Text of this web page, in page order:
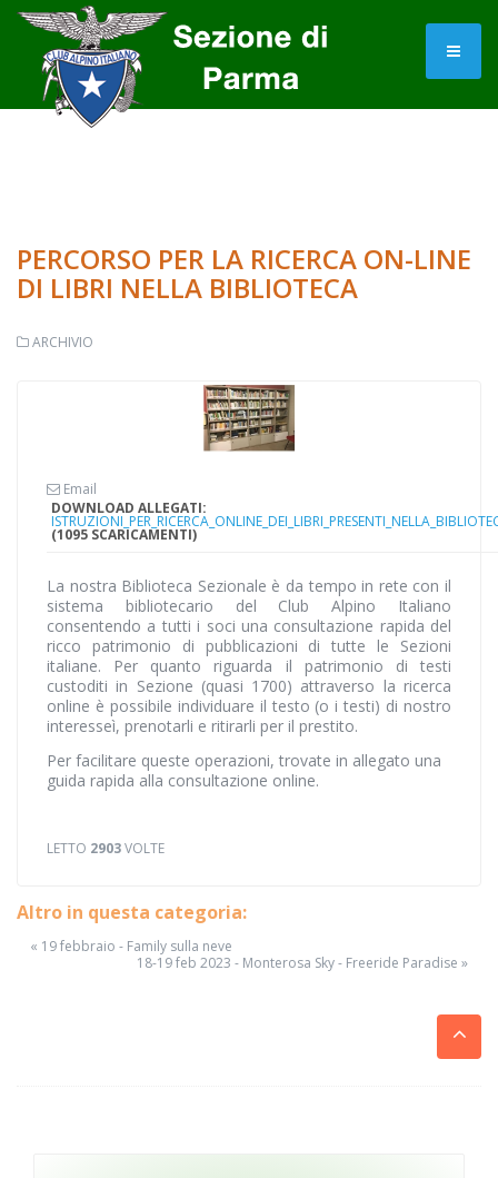
PERCORSO PER LA RICERCA ON-LINE
DI LIBRI NELLA BIBLIOTECA
ARCHIVIO
Email
DOWNLOAD ALLEGATI:
(1095 SCARICAMENTI)
La nostra Biblioteca Sezionale è da tempo in rete con il
sistema bibliotecario del Club Alpino Italiano
consentendo a tutti i soci una consultazione rapida del
ricco patrimonio di pubblicazioni di tutte le Sezioni
italiane. Per quanto riguarda il patrimonio di testi
custoditi in Sezione (quasi 1700) attraverso la ricerca
online è possibile individuare il testo (o i testi) di nostro
interesseì, prenotarli e ritirarli per il prestito.
Per facilitare queste operazioni, trovate in allegato una
guida rapida alla consultazione online.
LETTO 2903VOLTE
Altro in questa categoria:
« 19 febbraio - Family sulla neve
18-19 feb 2023 - Monterosa Sky - Freeride Paradise »